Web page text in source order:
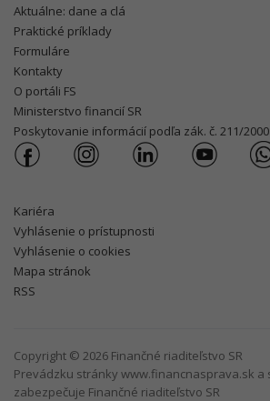
Aktuálne: dane a clá
Praktické príklady
Formuláre
Kontakty
O portáli FS
Ministerstvo financií SR
Poskytovanie informácií podľa zák. č. 211/2000
Kariéra
Vyhlásenie o prístupnosti
Vyhlásenie o cookies
Mapa stránok
RSS
Copyright © 2026 Finančné riaditeľstvo SR
Prevádzku stránky www.financnasprava.sk a
zabezpečuje Finančné riaditeľstvo SR